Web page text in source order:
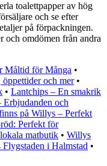
toalettpapper av hög
och se efter
på förpackningen.
och omdömen från andra
Måltid för Många •
och mer•
• Lantchips – En smakrik
och
på Willys – Perfekt
Perfekt för
matbutik • Willys
i Halmstad •